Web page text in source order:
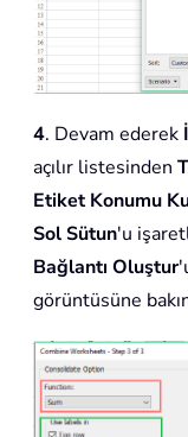
4. Devam ederek
açılır listesinden
Etiket Konumu
Sol Sütun'u
Bağlantı Oluştur
görüntüsüne